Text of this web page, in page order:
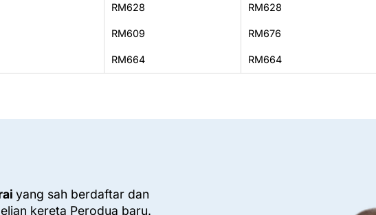
RM628 RM628
RM609 RM676
RM664 RM664
yang sah berdaftar dan
kereta Perodua baru.